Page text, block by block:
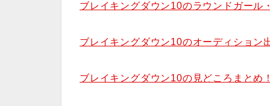
ブレイキングダウン10のラウンドガール
ブレイキングダウン10のオーディション
ブレイキングダウン10の見どころまとめ